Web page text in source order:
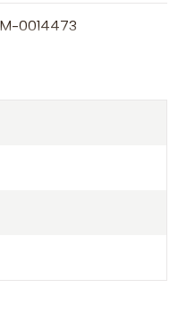
0014473